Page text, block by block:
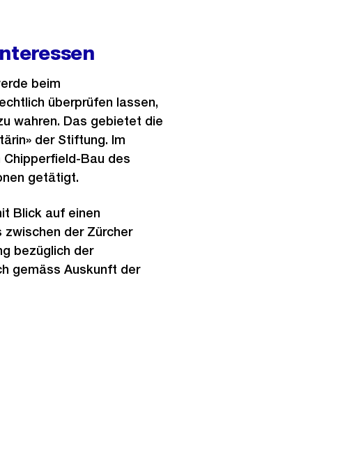
beim
überprüfen lassen,
wahren. Das gebietet die
der Stiftung. Im
Bau des
getätigt.
Blick auf einen
der Zürcher
bezüglich der
gemäss Auskunft der